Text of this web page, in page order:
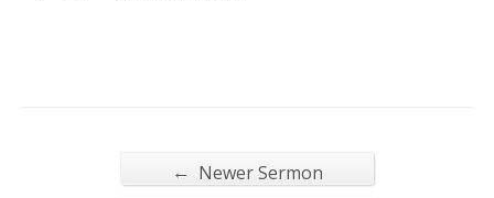
← Newer Sermon